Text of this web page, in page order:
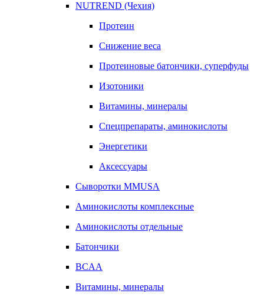
NUTREND (Чехия)
Протеин
Снижение веса
Протеиновые батончики, суперфуды
Изотоники
Витамины, минералы
Спецпрепараты, аминокислоты
Энергетики
Аксессуары
Сыворотки MMUSA
Аминокислоты комплексные
Аминокислоты отдельные
Батончики
BCAA
Витамины, минералы